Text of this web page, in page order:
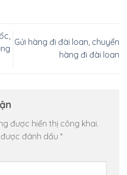
Gửi hàng đi đài loan, chuyển
hàng đi đài loan
được hiển thị công khai.
đánh dấu *